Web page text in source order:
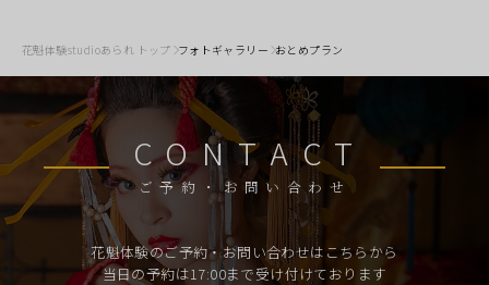
花魁体験studioあられ トップ フォトギャラリー おとめプラン
CONTACT
ご予約・お問い合わせ
花魁体験のご予約・お問い合わせはこちらから
当日の予約は17:00まで受け付けております